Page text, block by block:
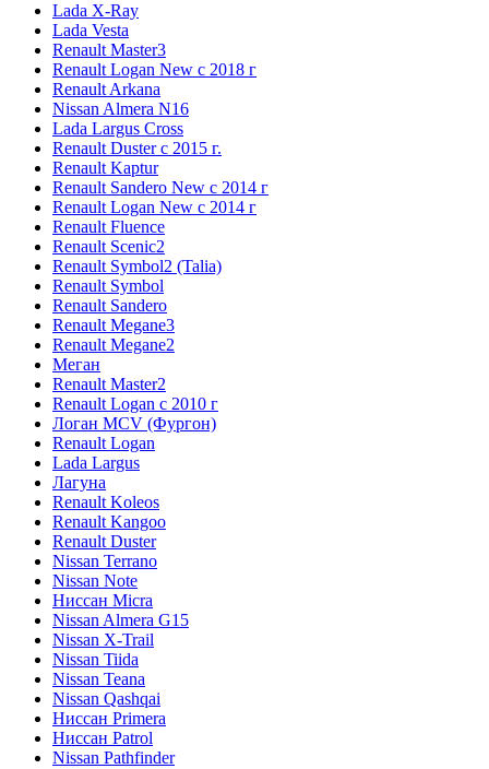
Lada X-Ray
Lada Vesta
Renault Master3
Renault Logan New с 2018 г
Renault Arkana
Nissan Almera N16
Lada Largus Cross
Renault Duster с 2015 г.
Renault Kaptur
Renault Sandero New с 2014 г
Renault Logan New с 2014 г
Renault Fluence
Renault Scenic2
Renault Symbol2 (Talia)
Renault Symbol
Renault Sandero
Renault Megane3
Renault Megane2
Меган
Renault Master2
Renault Logan c 2010 г
Логан МСV (Фургон)
Renault Logan
Lada Largus
Лагуна
Renault Koleos
Renault Kangoo
Renault Duster
Nissan Terrano
Nissan Note
Ниссан Micra
Nissan Almera G15
Nissan X-Trail
Nissan Tiida
Nissan Teana
Nissan Qashqai
Ниссан Primera
Ниссан Patrol
Nissan Pathfinder